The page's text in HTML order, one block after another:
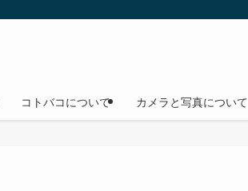
コトバコについて カメラと写真について